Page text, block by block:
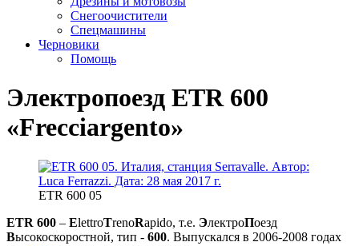
Снегоочистители
Спецмашины
Черновики
Помощь
Электропоезд ETR 600
«Frecciargento»
ETR 600 05
ETR 600 – ElettroTrenoRapido, т.е. ЭлектроПоезд
Высокоскоростной, тип - 600. Выпускался в 2006-2008 годах